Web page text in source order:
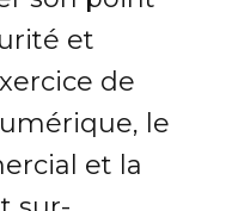
et
de
le
et la